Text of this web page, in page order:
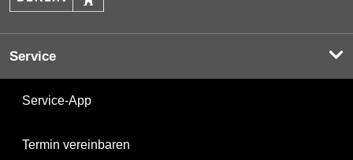
Service
Service-App
Termin vereinbaren